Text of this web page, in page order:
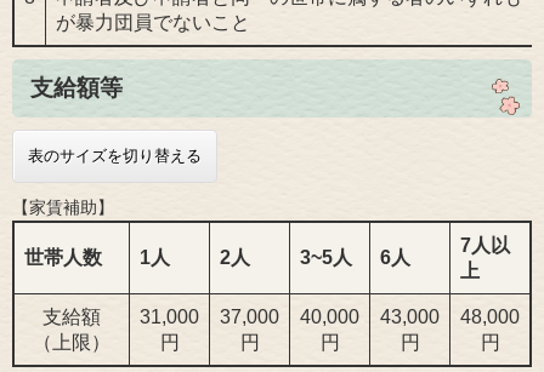
が暴力団員でないこと
支給額等
表のサイズを切り替える
【家賃補助】
世帯人数 1人 2人 3~5人 6人
7人以
上
支給額
（上限）
31,000
円
37,000
円
40,000
円
43,000
円
48,000
円